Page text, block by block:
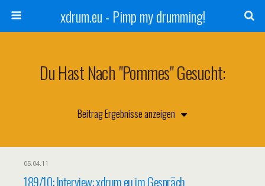
xdrum.eu - Pimp my drumming!
Du Hast Nach "Pommes" Gesucht:
05.04.11
189/10: Interview: xdrum.eu im Gespräch